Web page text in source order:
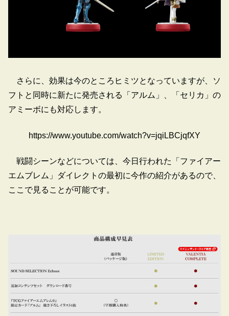
さらに、効果は今のところヒミツとなっていますが、ソ
フトと同時に新たに発売される「アルム」、「セリカ」の
アミーボにも対応します。
https://www.youtube.com/watch?v=jqiLBCjqfXY
戦闘シーンなどについては、今日行われた「ファイアー
エムブレム」ダイレクトの最初に今作の紹介があるので、
ここで見ることが可能です。